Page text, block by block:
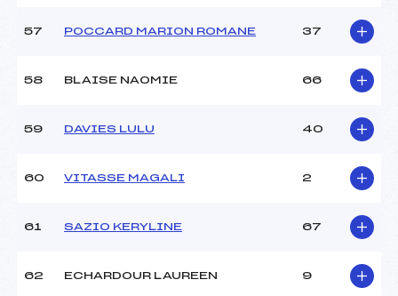
57 POCCARD MARION ROMANE 37
58 BLAISE NAOMIE 66
59 DAVIES LULU 40
60 VITASSE MAGALI 2
61 SAZIO KERYLINE 67
62 ECHARDOUR LAUREEN 9